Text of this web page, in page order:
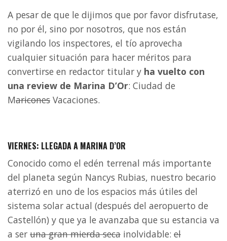
A pesar de que le dijimos que por favor disfrutase,
no por él, sino por nosotros, que nos están
vigilando los inspectores, el tío aprovecha
cualquier situación para hacer méritos para
convertirse en redactor titular y ha vuelto con
una review de Marina D’Or: Ciudad de
Maricones Vacaciones.
VIERNES: LLEGADA A MARINA D’OR
Conocido como el edén terrenal más importante
del planeta según Nancys Rubias, nuestro becario
aterrizó en uno de los espacios más útiles del
sistema solar actual (después del aeropuerto de
Castellón) y que ya le avanzaba que su estancia va
a ser una gran mierda seca inolvidable: el